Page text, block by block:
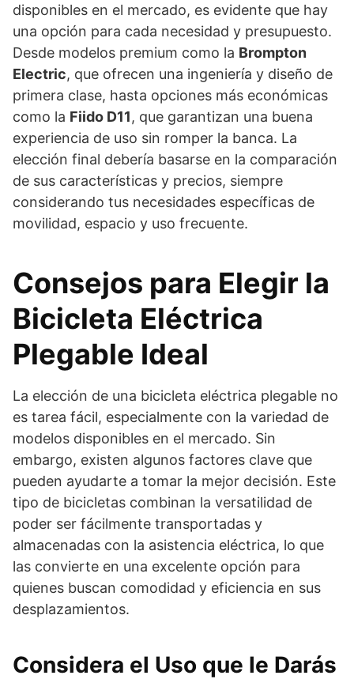
disponibles en el mercado, es evidente que hay
una opción para cada necesidad y presupuesto.
Desde modelos premium como la Brompton
Electric, que ofrecen una ingeniería y diseño de
primera clase, hasta opciones más económicas
como la Fiido D11, que garantizan una buena
experiencia de uso sin romper la banca. La
elección final debería basarse en la comparación
de sus características y precios, siempre
considerando tus necesidades específicas de
movilidad, espacio y uso frecuente.
Consejos para Elegir la
Bicicleta Eléctrica
Plegable Ideal
La elección de una bicicleta eléctrica plegable no
es tarea fácil, especialmente con la variedad de
modelos disponibles en el mercado. Sin
embargo, existen algunos factores clave que
pueden ayudarte a tomar la mejor decisión. Este
tipo de bicicletas combinan la versatilidad de
poder ser fácilmente transportadas y
almacenadas con la asistencia eléctrica, lo que
las convierte en una excelente opción para
quienes buscan comodidad y eficiencia en sus
desplazamientos.
Considera el Uso que le Darás